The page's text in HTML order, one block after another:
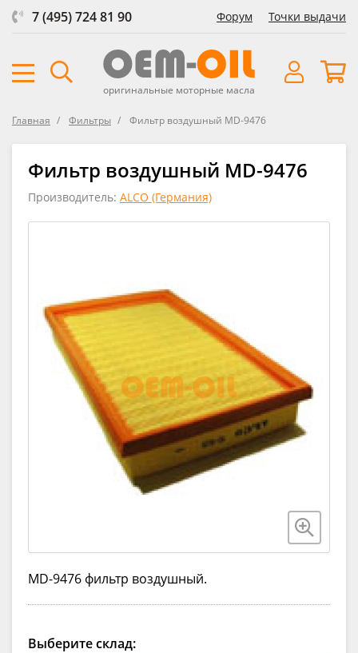
7 (495) 724 81 90 Форум Точки выдачи
оригинальные моторные масла
Главная Фильтры Фильтр воздушный MD-9476
Фильтр воздушный MD-9476
Производитель: ALCO (Германия)
MD-9476 фильтр воздушный.
Выберите склад: